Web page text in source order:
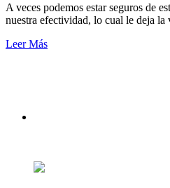
A veces podemos estar seguros de
nuestra efectividad, lo cual le deja
Leer Más